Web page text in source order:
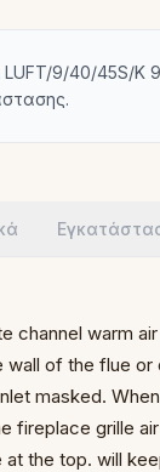
9/40/45S/K
channel warm
wall of the flue or
masked.
fireplace grille
at the top. will